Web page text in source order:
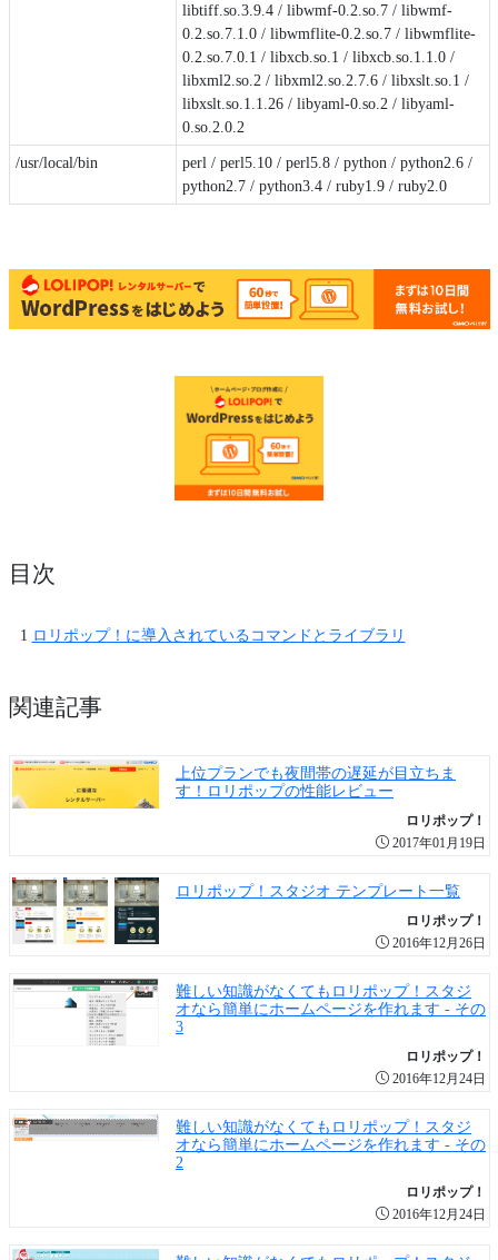
libtiff.so.3.9.4 / libwmf-0.2.so.7 / libwmf-
0.2.so.7.1.0 / libwmflite-0.2.so.7 / libwmflite-
0.2.so.7.0.1 / libxcb.so.1 / libxcb.so.1.1.0 /
libxml2.so.2 / libxml2.so.2.7.6 / libxslt.so.1 /
libxslt.so.1.1.26 / libyaml-0.so.2 / libyaml-
0.so.2.0.2
/usr/local/bin
perl / perl5.10 / perl5.8 / python / python2.6 /
python2.7 / python3.4 / ruby1.9 / ruby2.0
目次
ロリポップ！に導入されているコマンドとライブラリ
関連記事
上位プランでも夜間帯の遅延が目立ちま
す！ロリポップの性能レビュー
ロリポップ！
2017年01月19日
ロリポップ！スタジオ テンプレート一覧
ロリポップ！
2016年12月26日
難しい知識がなくてもロリポップ！スタジ
オなら簡単にホームページを作れます - その
3
ロリポップ！
2016年12月24日
難しい知識がなくてもロリポップ！スタジ
オなら簡単にホームページを作れます - その
2
ロリポップ！
2016年12月24日